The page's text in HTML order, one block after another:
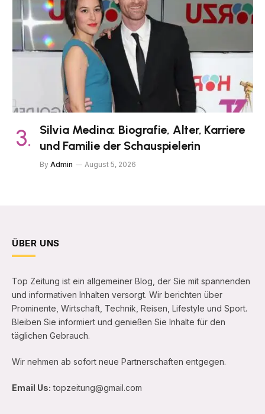
Silvia Medina: Biografie, Alter, Karriere
und Familie der Schauspielerin
By Admin August 5, 2026
ÜBER UNS
Top Zeitung ist ein allgemeiner Blog, der Sie mit spannenden
und informativen Inhalten versorgt. Wir berichten über
Prominente, Wirtschaft, Technik, Reisen, Lifestyle und Sport.
Bleiben Sie informiert und genießen Sie Inhalte für den
täglichen Gebrauch.
Wir nehmen ab sofort neue Partnerschaften entgegen.
Email Us: topzeitung@gmail.com